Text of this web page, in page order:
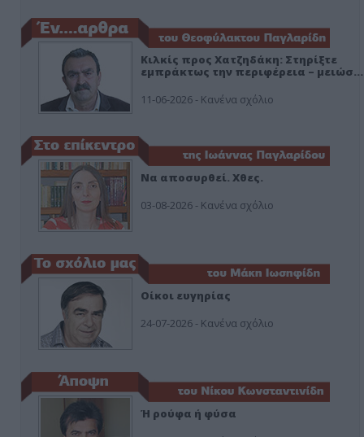
Κιλκίς προς Χατζηδάκη: Στηρίξτε
εμπράκτως την περιφέρεια – μειώσ…
11-06-2026 - Κανένα σχόλιο
Να αποσυρθεί. Χθες.
03-08-2026 - Κανένα σχόλιο
Οίκοι ευγηρίας
24-07-2026 - Κανένα σχόλιο
Ή ρούφα ή φύσα